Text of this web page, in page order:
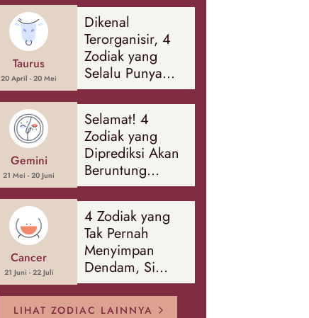
Taurus
20 April - 20 Mei
Dikenal
Terorganisir, 4
Zodiak yang
Selalu Punya
Rencana
Cadangan Soal
Banyak Hal
Gemini
21 Mei - 20 Juni
Selamat! 4
Zodiak yang
Diprediksi Akan
Beruntung
Sepanjang
Agustus 2026
Cancer
21 Juni - 22 Juli
4 Zodiak yang
Tak Pernah
Menyimpan
Dendam, Si
Paling Mudah
Memaafkan!
LIHAT ZODIAC LAINNYA